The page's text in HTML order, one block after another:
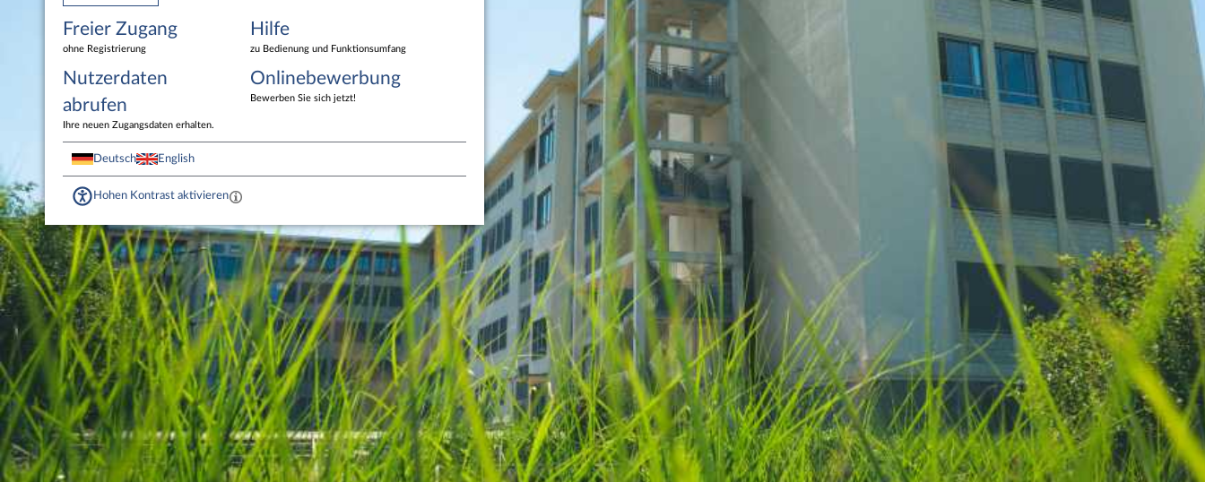
Freier Zugang
ohne Registrierung
Hilfe
zu Bedienung und Funktionsumfang
Nutzerdaten
abrufen
Ihre neuen Zugangsdaten erhalten.
Onlinebewerbung
Bewerben Sie sich jetzt!
Deutsch English
Hohen Kontrast aktivieren